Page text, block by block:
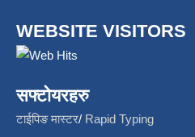
WEBSITE VISITORS
सफ्टोयरहरु
टाईपिङ मास्टर/ Rapid Typing